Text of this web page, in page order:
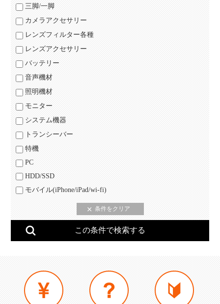
三脚/一脚
カメラアクセサリー
レンズフィルター各種
レンズアクセサリー
バッテリー
音声機材
照明機材
モニター
システム機器
トランシーバー
特機
PC
HDD/SSD
モバイル(iPhone/iPad/wi-fi)